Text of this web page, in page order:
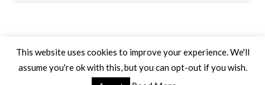
This website uses cookies to improve your experience. We'll
assume you're ok with this, but you can opt-out if you wish.